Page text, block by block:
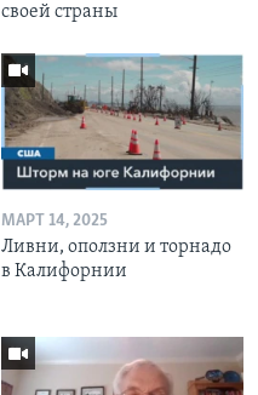
своей страны
МАРТ 14, 2025
Ливни, оползни и торнадо
в Калифорнии